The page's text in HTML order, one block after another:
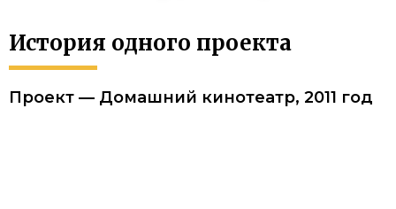
История одного проекта
Проект — Домашний кинотеатр, 2011 год